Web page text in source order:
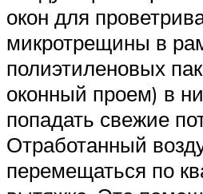
окон для
микротрещины в
полиэтиленовых
оконный проем) в
попадать свежие
Отработанный
перемещаться по